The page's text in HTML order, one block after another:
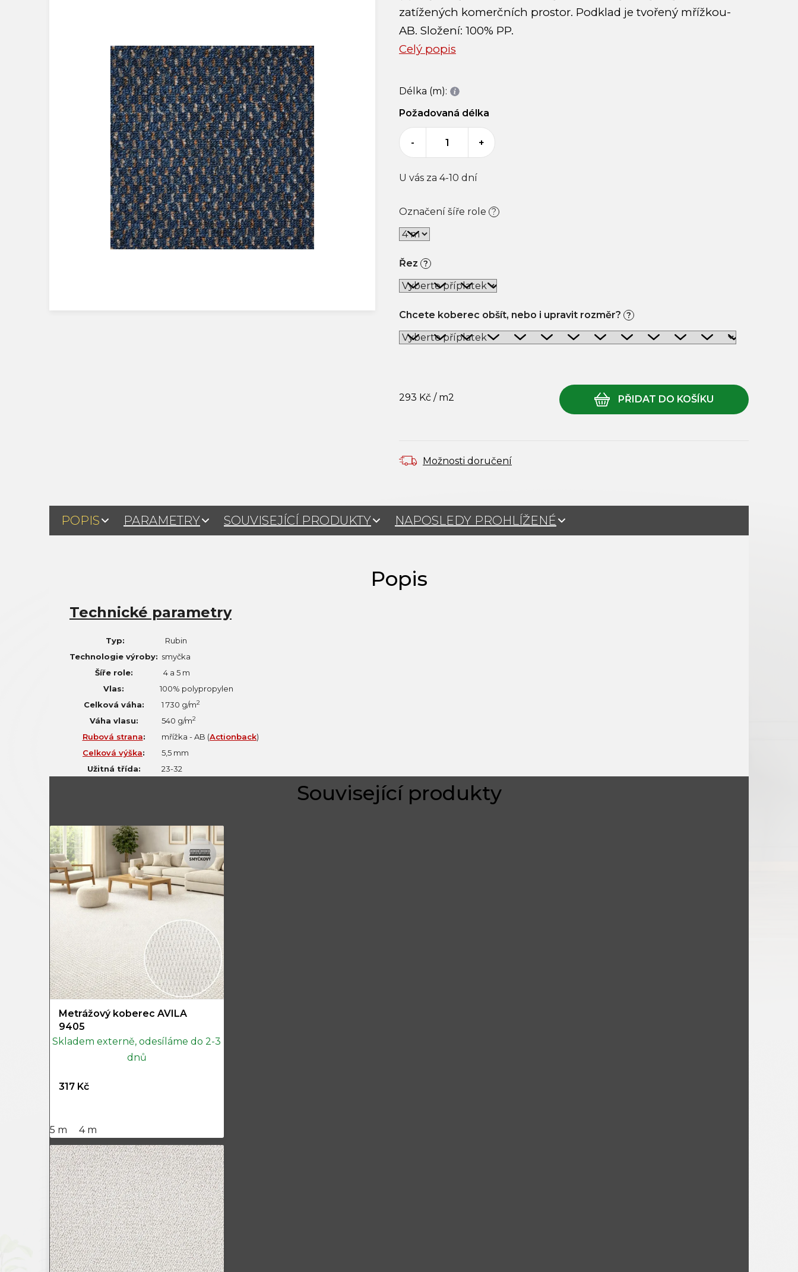
zatížených komerčních prostor. Podklad je tvořený mřížkou-
AB. Složení: 100% PP.
Celý popis
Označení šíře role ?
Řez ?
Chcete koberec obšít, nebo i upravit rozměr? ?
293 Kč / m2
U vás za 4-10 dní
Možnosti doručení
Délka (m):
Požadovaná délka
- +
POPIS PARAMETRY SOUVISEJÍCÍ PRODUKTY NAPOSLEDY PROHLÍŽENÉ
Technické parametry
Typ:
Rubin
Technologie výroby: smyčka
Šíře role:
4 a 5 m
Vlas:
100% polypropylen
Celková váha:
1 730 g/m2
Váha vlasu: 540 g/m2
Rubová strana: mřížka - AB (Actionback)
Celková výška:
5,5 mm
Užitná třída:
23-32
Metrážový koberec AVILA
9405
Skladem externě, odesíláme do 2-3
dnů
317 Kč
5 m 4 m